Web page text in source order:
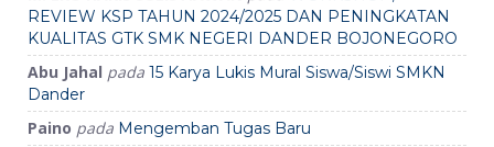
REVIEW KSP TAHUN 2024/2025 DAN PENINGKATAN
KUALITAS GTK SMK NEGERI DANDER BOJONEGORO
Abu Jahal pada 15 Karya Lukis Mural Siswa/Siswi SMKN
Dander
Paino pada Mengemban Tugas Baru